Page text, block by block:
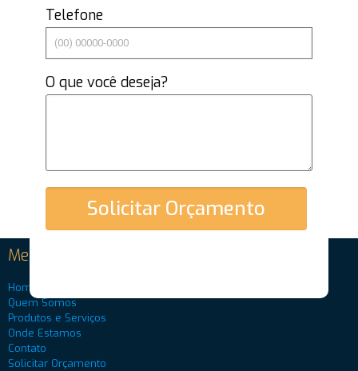
Telefone
O que você deseja?
Solicitar Orçamento
Menu Principal
Home
Quem Somos
Produtos e Serviços
Onde Estamos
Contato
Solicitar Orçamento